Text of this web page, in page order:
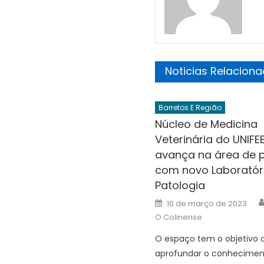
Noticias
Barretos E Região
Núcleo de Medicina
Veterinária do
avança na área de
com novo
Patologia
Posted
on
10 de março de 2023
O Colinense
O espaço tem o objetivo
aprofundar o